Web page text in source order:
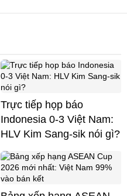
Trực tiếp họp báo
Indonesia 0-3 Việt Nam:
HLV Kim Sang-sik nói gì?